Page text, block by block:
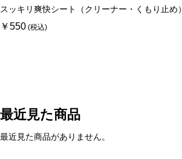
スッキリ爽快シート（クリーナー・くもり止め）
￥550
最近見た商品
最近見た商品がありません。